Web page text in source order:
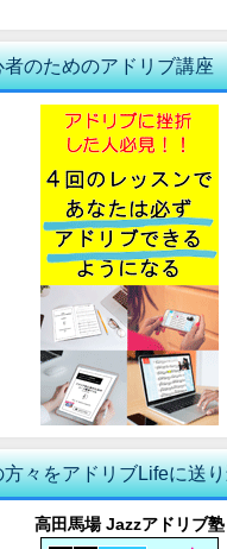
のためのアドリブ講座
々をアドリブLifeに送
高田馬場 Jazzアドリブ塾